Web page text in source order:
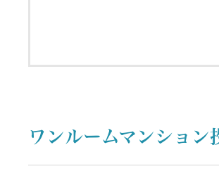
ワンルームマンション投資
中長期的な視点で物事
ワンルームマンション投資
ワンルームマンション